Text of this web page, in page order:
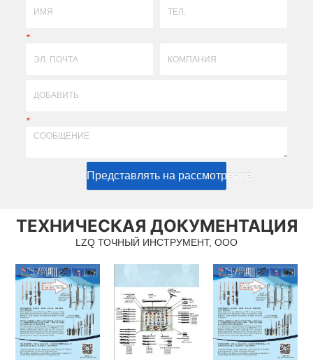
*
*
Представлять на рассмотрение
ТЕХНИЧЕСКАЯ ДОКУМЕНТАЦИЯ
LZQ ТОЧНЫЙ ИНСТРУМЕНТ, ООО